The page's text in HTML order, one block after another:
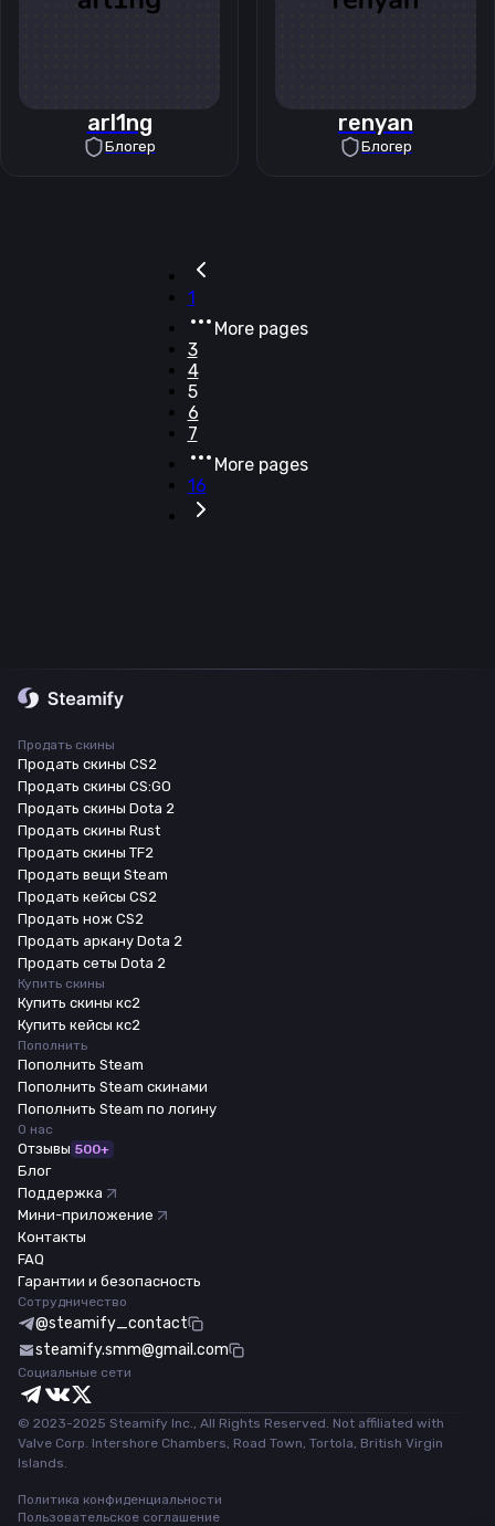
arl1ng
Блогер
renyan
Блогер
1
More pages
3
4
5
6
7
More pages
16
Продать скины
Продать скины CS2
Продать скины CS:GO
Продать скины Dota 2
Продать скины Rust
Продать скины TF2
Продать вещи Steam
Продать кейсы CS2
Продать нож CS2
Продать аркану Dota 2
Продать сеты Dota 2
Купить скины
Купить скины кс2
Купить кейсы кс2
Пополнить
Пополнить Steam
Пополнить Steam скинами
Пополнить Steam по логину
О нас
Отзывы 500+
Блог
Поддержка
Мини-приложение
Контакты
FAQ
Гарантии и безопасность
Сотрудничество
@steamify_contact
steamify.smm@gmail.com
Социальные сети
© 2023-2025 Steamify Inc., All Rights Reserved. Not affiliated with
Valve Corp. Intershore Chambers, Road Town, Tortola, British Virgin
Islands.
Политика конфиденциальности
Пользовательское соглашение